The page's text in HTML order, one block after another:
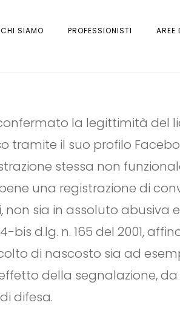
CHI SIAMO PROFESSIONISTI AREE
la legittimità del
il suo profilo
stessa non
una registrazione di
sia in assoluto abusiva
d.lg. n. 165 del 2001,
di nascosto sia ad
della segnalazione, da
difesa.